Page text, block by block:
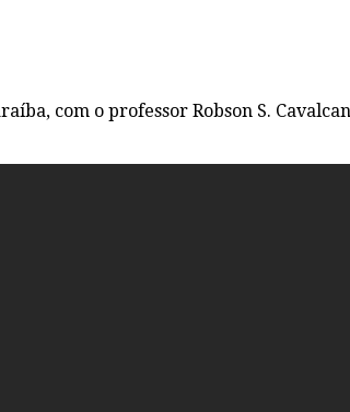
com o professor Robson S.